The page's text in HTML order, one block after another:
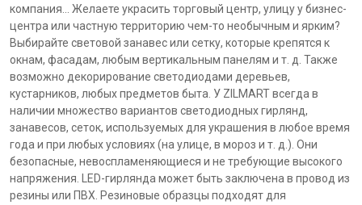
компания... Желаете украсить торговый центр, улицу у бизнес-
центра или частную территорию чем-то необычным и ярким?
Выбирайте световой занавес или сетку, которые крепятся к
окнам, фасадам, любым вертикальным панелям и т. д. Также
возможно декорирование светодиодами деревьев,
кустарников, любых предметов быта. У ZILMART всегда в
наличии множество вариантов светодиодных гирлянд,
занавесов, сеток, используемых для украшения в любое время
года и при любых условиях (на улице, в мороз и т. д.). Они
безопасные, невоспламеняющиеся и не требующие высокого
напряжения. LED-гирлянда может быть заключена в провод из
резины или ПВХ. Резиновые образцы подходят для